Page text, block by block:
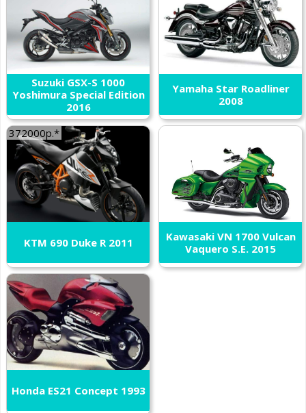
Suzuki GSX-S 1000
Yoshimura Special Edition
2016
Yamaha Star Roadliner
2008
372000р.*
KTM 690 Duke R 2011
Kawasaki VN 1700 Vulcan
Vaquero S.E. 2015
Honda ES21 Concept 1993